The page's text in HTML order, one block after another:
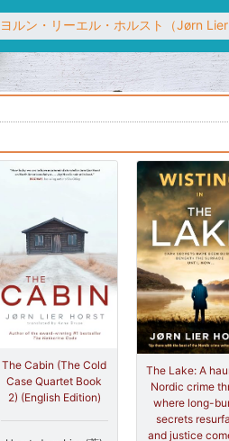
ヨルン・リーエル・ホルスト（Jørn
The Cabin (The Cold
Case Quartet Book
2) (English Edition)
The Lake: A
Nordic crime
where long-
secrets
and justice